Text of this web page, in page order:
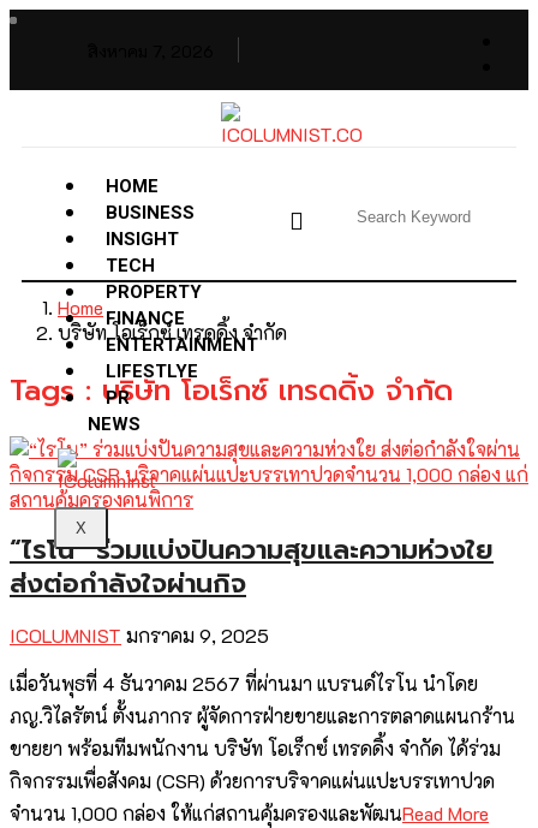
HOME
BUSINESS
INSIGHT
TECH
PROPERTY
FINANCE
ENTERTAINMENT
LIFESTLYE
PR
NEWS
X
Home
บริษัท โอเร็กซ์ เทรดดิ้ง จำกัด
Tags : บริษัท โอเร็กซ์ เทรดดิ้ง จำกัด
“ไรโน” ร่วมแบ่งปันความสุขและความห่วงใย
ส่งต่อกำลังใจผ่านกิจ
ICOLUMNIST มกราคม 9, 2025
เมื่อวันพุธที่ 4 ธันวาคม 2567 ที่ผ่านมา แบรนด์ไรโน นำโดย
ภญ.วิไลรัตน์ ตั้งนภากร ผู้จัดการฝ่ายขายและการตลาดแผนกร้าน
ขายยา พร้อมทีมพนักงาน บริษัท โอเร็กซ์ เทรดดิ้ง จำกัด ได้ร่วม
กิจกรรมเพื่อสังคม (CSR) ด้วยการบริจาคแผ่นแปะบรรเทาปวด
จำนวน 1,000 กล่อง ให้แก่สถานคุ้มครองและพัฒนRead More